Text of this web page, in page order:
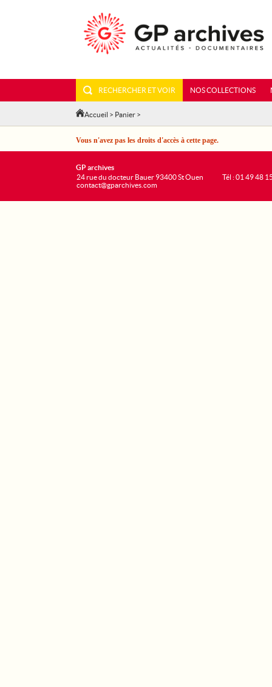
RECHERCHER ET VOIR NOS COLLECTIONS
Accueil > Panier >
Vous n'avez pas les droits d'accès à cette page.
GP archives
24 rue du docteur Bauer 93400 St Ouen
contact@gparchives.com
Tél : 01 49 48